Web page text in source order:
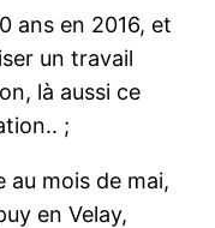
ans en 2016, et
un travail
là aussi ce
;
au mois de mai,
en Velay,